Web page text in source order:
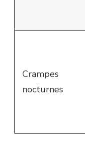
Crampes
nocturnes